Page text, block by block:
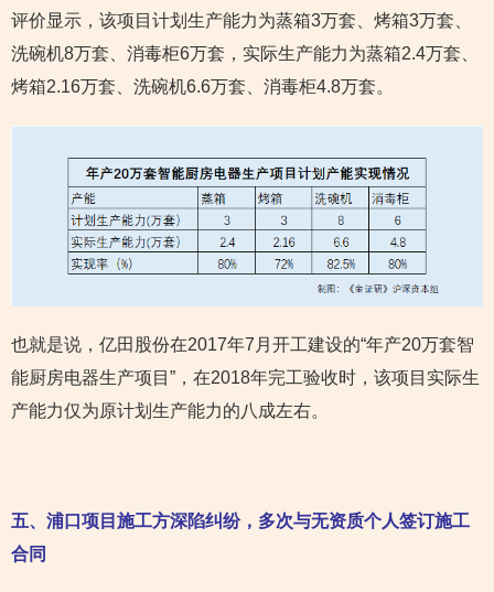
评价显示，该项目计划生产能力为蒸箱3万套、烤箱3万套、
洗碗机8万套、消毒柜6万套，实际生产能力为蒸箱2.4万套、
烤箱2.16万套、洗碗机6.6万套、消毒柜4.8万套。
也就是说，亿田股份在2017年7月开工建设的“年产20万套智
能厨房电器生产项目”，在2018年完工验收时，该项目实际生
产能力仅为原计划生产能力的八成左右。
五、 浦口项目施工方深陷纠纷，多次与无资质个人签订施工
合同